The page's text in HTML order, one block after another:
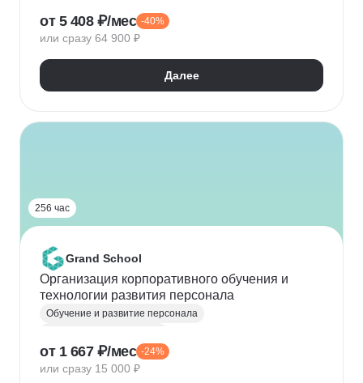
Кадровое делопроизводство
Трудовое законодательство
Управление персоналом
Адаптация персонала
Управление конфликтами
от 5 408 ₽/мес -40%
или сразу 64 900 ₽
Далее
256 час
Grand School
Организация корпоративного обучения и
технологии развития персонала
Обучение и развитие персонала
от 1 667 ₽/мес -24%
или сразу 15 000 ₽